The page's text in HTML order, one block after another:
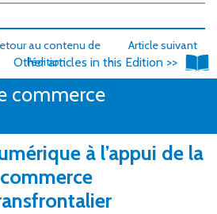
au contenu de
l'édition
Article suivant
>>
commerce
Other articles in this Edition >>
à l’appui de la